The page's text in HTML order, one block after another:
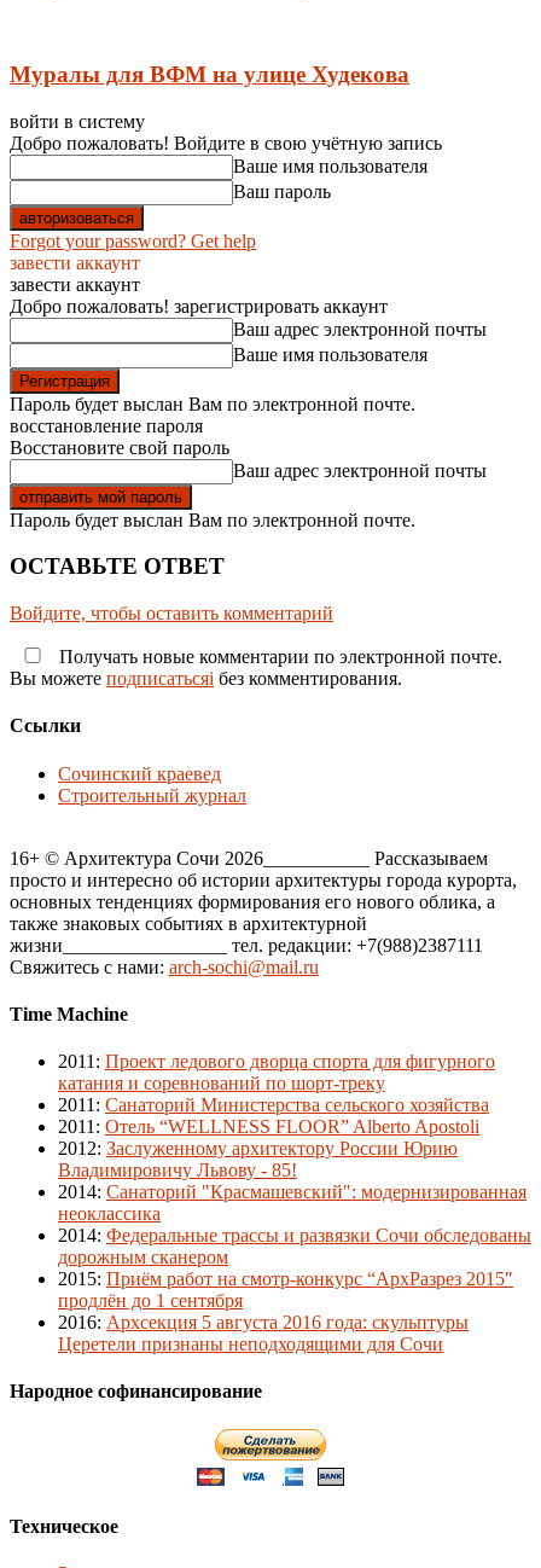
Муралы для ВФМ на улице Худекова
войти в систему
Добро пожаловать! Войдите в свою учётную запись
Ваше имя пользователя
Ваш пароль
Forgot your password? Get help
завести аккаунт
завести аккаунт
Добро пожаловать! зарегистрировать аккаунт
Ваш адрес электронной почты
Ваше имя пользователя
Пароль будет выслан Вам по электронной почте.
восстановление пароля
Восстановите свой пароль
Ваш адрес электронной почты
Пароль будет выслан Вам по электронной почте.
ОСТАВЬТЕ ОТВЕТ
Войдите, чтобы оставить комментарий
Получать новые комментарии по электронной почте.
Вы можете подписатьсяi без комментирования.
Ссылки
Сочинский краевед
Строительный журнал
16+ © Архитектура Сочи 2026___________ Рассказываем
просто и интересно об истории архитектуры города курорта,
основных тенденциях формирования его нового облика, а
также знаковых событиях в архитектурной
жизни_________________ тел. редакции: +7(988)2387111
Свяжитесь с нами: arch-sochi@mail.ru
Time Machine
2011 : Проект ледового дворца спорта для фигурного
катания и соревнований по шорт-треку
2011 : Санаторий Министерства сельского хозяйства
2011 : Отель “WELLNESS FLOOR” Alberto Apostoli
2012: Заслуженному архитектору России Юрию
Владимировичу Львову - 85!
2014: Санаторий "Красмашевский": модернизированная
неоклассика
2014: Федеральные трассы и развязки Сочи обследованы
дорожным сканером
2015: Приём работ на смотр-конкурс “АрхРазрез 2015″
продлён до 1 сентября
2016: Архсекция 5 августа 2016 года: скульптуры
Церетели признаны неподходящими для Сочи
Народное софинансирование
Техническое